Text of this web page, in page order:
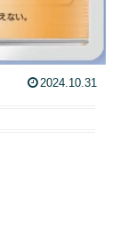
2024.10.31